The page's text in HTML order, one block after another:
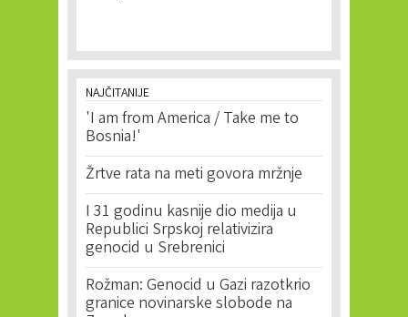
NAJČITANIJE
'I am from America / Take me to
Bosnia!'
Žrtve rata na meti govora mržnje
I 31 godinu kasnije dio medija u
Republici Srpskoj relativizira
genocid u Srebrenici
Rožman: Genocid u Gazi razotkrio
granice novinarske slobode na